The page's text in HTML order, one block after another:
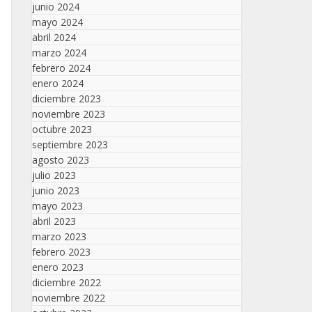
junio 2024
mayo 2024
abril 2024
marzo 2024
febrero 2024
enero 2024
diciembre 2023
noviembre 2023
octubre 2023
septiembre 2023
agosto 2023
julio 2023
junio 2023
mayo 2023
abril 2023
marzo 2023
febrero 2023
enero 2023
diciembre 2022
noviembre 2022